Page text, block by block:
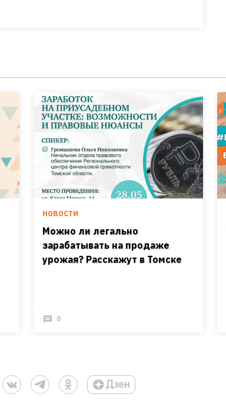
НОВОСТИ
Можно ли легально
зарабатывать на продаже
урожая? Расскажут в Томске
0